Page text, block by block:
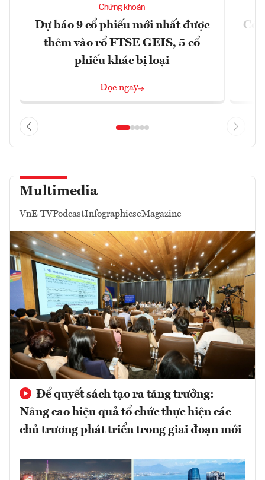
Chứng khoán
Dự báo 9 cổ phiếu mới nhất được
thêm vào rổ FTSE GEIS, 5 cổ
phiếu khác bị loại
Đọc ngay
Có
Multimedia
VnE TVPodcastInfographicseMagazine
Để quyết sách tạo ra tăng trưởng:
Nâng cao hiệu quả tổ chức thực hiện các
chủ trương phát triển trong giai đoạn mới